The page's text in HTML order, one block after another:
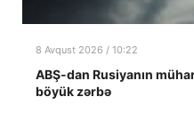
8 Avqust 2026 / 10:22
ABŞ-dan Rusiyanın
böyük zərbə